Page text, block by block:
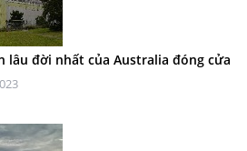
lâu đời nhất của Australia đóng cửa